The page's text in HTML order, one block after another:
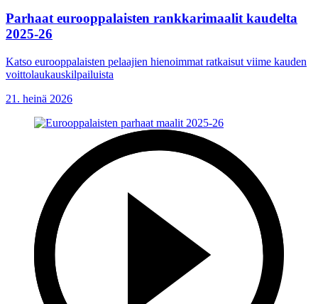
Parhaat eurooppalaisten rankkarimaalit kaudelta
2025-26
Katso eurooppalaisten pelaajien hienoimmat ratkaisut viime kauden
voittolaukauskilpailuista
21. heinä 2026